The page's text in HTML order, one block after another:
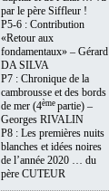
par le père Siffleur !
P5-6 : Contribution
«Retour aux
fondamentaux» – Gérard
DA SILVA
P7 : Chronique de la
cambrousse et des bords
de mer (4ème partie) –
Georges RIVALIN
P8 : Les premières nuits
blanches et idées noires
de l’année 2020 … du
père CUTEUR